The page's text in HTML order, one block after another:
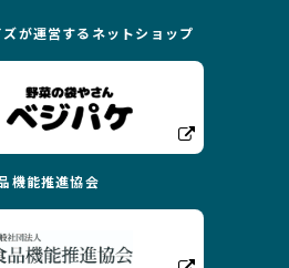
が運営する ネットショップ
機能推進協会